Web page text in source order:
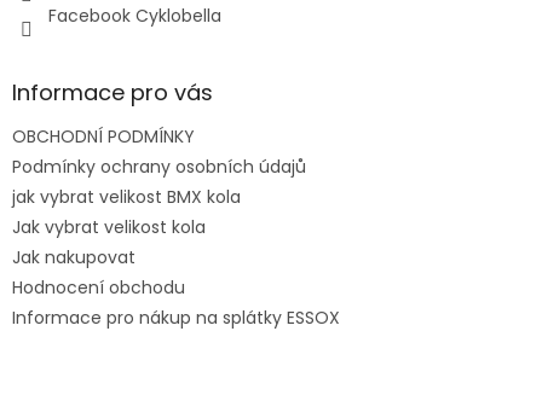
Facebook Cyklobella
Informace pro vás
OBCHODNÍ PODMÍNKY
Podmínky ochrany osobních údajů
jak vybrat velikost BMX kola
Jak vybrat velikost kola
Jak nakupovat
Hodnocení obchodu
Informace pro nákup na splátky ESSOX